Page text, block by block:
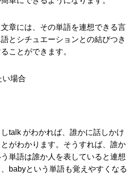
章には、その単語を連想できる言
とシチュエーションとの結びつき
ことができます。
い場合
talk がわかれば、誰かに話しかけ
がわかります。そうすれば、誰か
単語は誰か人を表していると連想
babyという単語も覚えやすくなる